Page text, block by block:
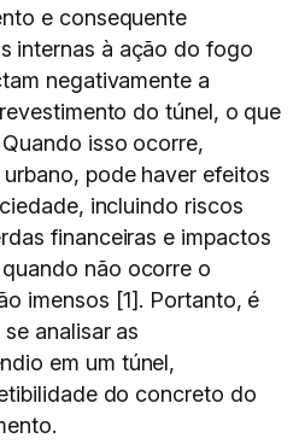
e consequente
internas à ação do fogo
negativamente a
do túnel, o que
isso ocorre,
pode haver efeitos
incluindo riscos
financeiras e impactos
não ocorre o
imensos [1]. Portanto, é
analisar as
em um túnel,
do concreto do